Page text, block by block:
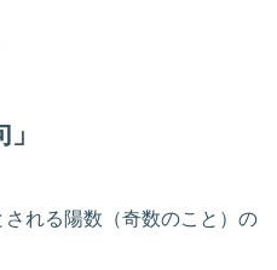
れる陽数（奇数のこと）の